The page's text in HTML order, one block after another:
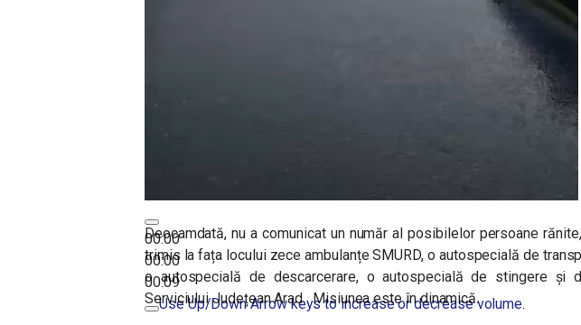
00:00
00:00
00:09
Use Up/Down Arrow keys to increase or decrease volume.
Deocamdată, nu a comunicat un număr al posibilelor persoane
trimis la fața locului zece ambulanțe SMURD, o autospecială de
o autospecială de descarcerare, o autospecială de stingere și
Serviciului Județean Arad. Misiunea este în dinamică.